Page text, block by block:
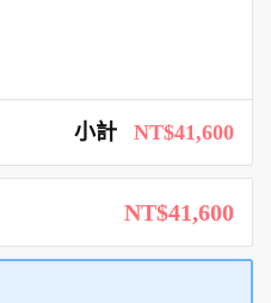
小計 NT$41,600
NT$41,600